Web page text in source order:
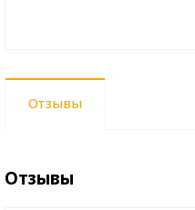
Отзывы
Отзывы